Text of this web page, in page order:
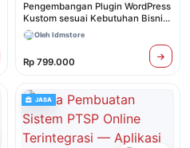
Pengembangan Plugin WordPress
Kustom sesuai Kebutuhan Bisnis
AndaOleh Idmstore
Rp 799.000
JASA